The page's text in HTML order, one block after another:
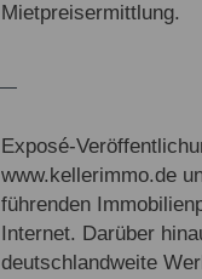
Mietpreisermittlung.
Exposé-
www.kellerimmo.de
führenden
Internet. Darüber
deutschlandweite